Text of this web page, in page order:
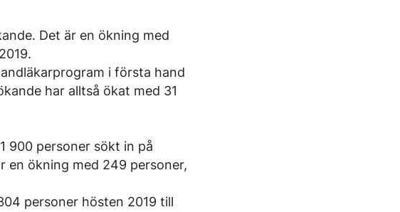
Det är en ökning med
i första hand
har alltså ökat med 31
900 personer sökt in på
en ökning med 249 personer,
personer hösten 2019 till